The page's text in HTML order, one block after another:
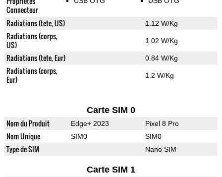
Connecteur
Radiations (tete, US) 1.12 W/Kg
Radiations (corps,
US)
1.02 W/Kg
Radiations (tete, Eur) 0.84 W/Kg
Radiations (corps,
Eur)
1.2 W/Kg
Carte SIM 0
Nom du Produit Edge+ 2023 Pixel 8 Pro
Nom Unique SIM0 SIM0
Type de SIM Nano SIM
Carte SIM 1